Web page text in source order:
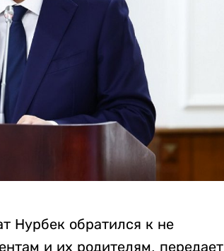
Нурбек обратился к не
и их родителям, передает